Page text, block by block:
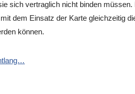
sich vertraglich nicht binden
dem Einsatz der Karte gleichzeitig
können.